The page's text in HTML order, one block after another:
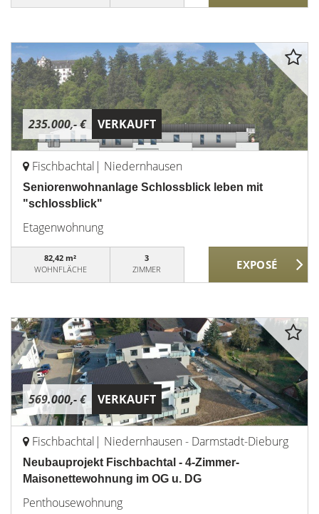
235.000,- € VERKAUFT
Fischbachtal| Niedernhausen
Seniorenwohnanlage Schlossblick leben mit
"schlossblick"
Etagenwohnung
82,42 m²
WOHNFLÄCHE
3
ZIMMER
569.000,- € VERKAUFT
Fischbachtal| Niedernhausen - Darmstadt-Dieburg
Neubauprojekt Fischbachtal - 4-Zimmer-
Maisonettewohnung im OG u. DG
Penthousewohnung